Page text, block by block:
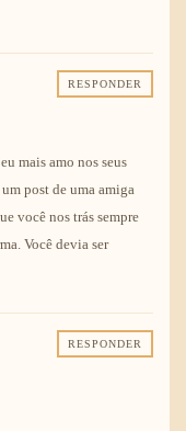
RESPONDER
mais amo nos seus
post de uma amiga
você nos trás sempre
Você devia ser
RESPONDER